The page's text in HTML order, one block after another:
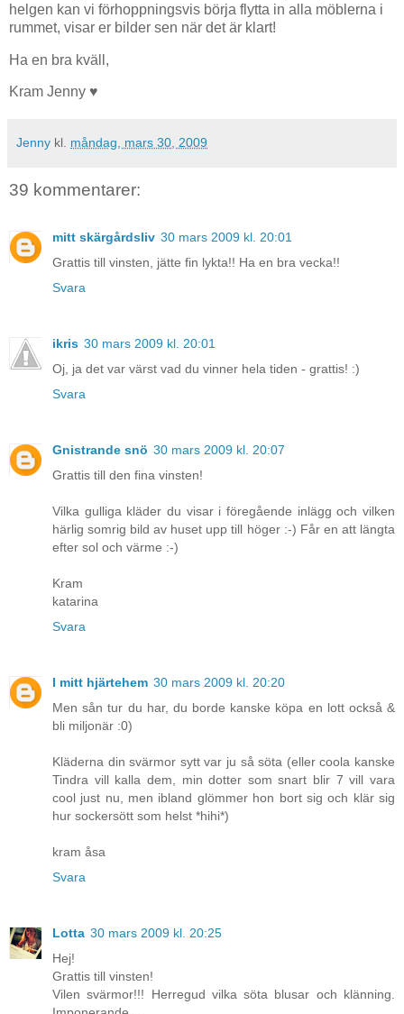
helgen kan vi förhoppningsvis börja flytta in alla möblerna i
rummet, visar er bilder sen när det är klart!
Ha en bra kväll,
Kram Jenny ♥
Jenny kl. måndag, mars 30, 2009
39 kommentarer:
mitt skärgårdsliv 30 mars 2009 kl. 20:01
Grattis till vinsten, jätte fin lykta!! Ha en bra vecka!!
Svara
ikris 30 mars 2009 kl. 20:01
Oj, ja det var värst vad du vinner hela tiden - grattis! :)
Svara
Gnistrande snö 30 mars 2009 kl. 20:07
Grattis till den fina vinsten!
Vilka gulliga kläder du visar i föregående inlägg och vilken
härlig somrig bild av huset upp till höger :-) Får en att längta
efter sol och värme :-)
Kram
katarina
Svara
I mitt hjärtehem 30 mars 2009 kl. 20:20
Men sån tur du har, du borde kanske köpa en lott också &
bli miljonär :0)
Kläderna din svärmor sytt var ju så söta (eller coola kanske
Tindra vill kalla dem, min dotter som snart blir 7 vill vara
cool just nu, men ibland glömmer hon bort sig och klär sig
hur sockersött som helst *hihi*)
kram åsa
Svara
Lotta 30 mars 2009 kl. 20:25
Hej!
Grattis till vinsten!
Vilen svärmor!!! Herregud vilka söta blusar och klänning.